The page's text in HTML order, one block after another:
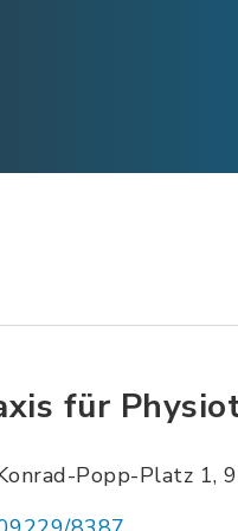
für
Popp-Platz 1,